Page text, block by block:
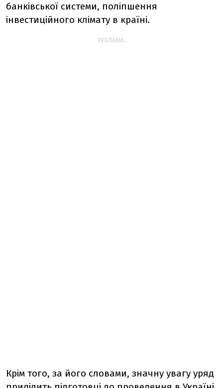
банківської системи, поліпшення
інвестиційного клімату в країні.
РЕКЛАМА:
Крім того, за його словами, значну увагу уряд